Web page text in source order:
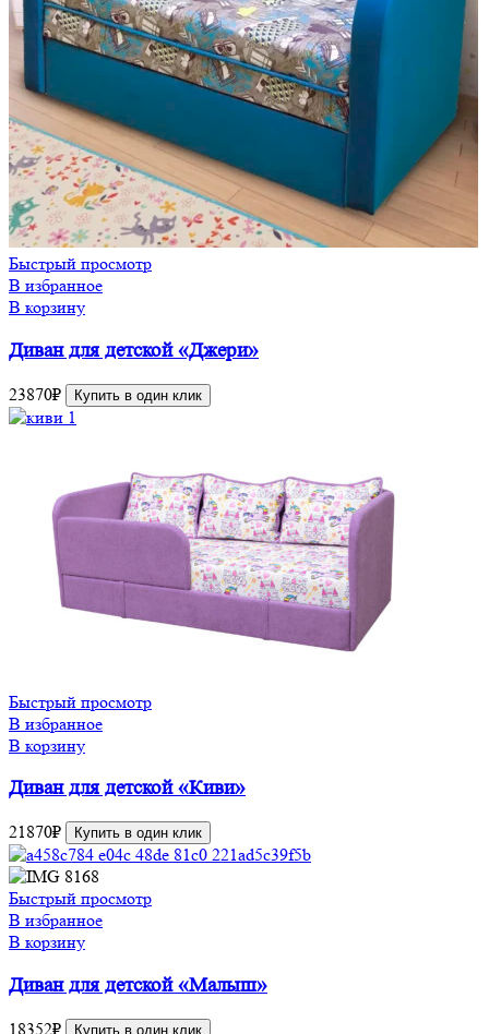
Быстрый просмотр
В избранное
В корзину
Диван для детской «Джери»
23870₽ Купить в один клик
Быстрый просмотр
В избранное
В корзину
Диван для детской «Киви»
21870₽ Купить в один клик
Быстрый просмотр
В избранное
В корзину
Диван для детской «Малыш»
18352₽ Купить в один клик